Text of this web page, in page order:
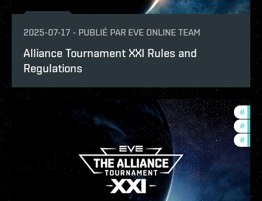
2025-07-17 - PUBLIÉ PAR EVE ONLINE TEAM
Alliance Tournament XXI Rules and
Regulations
#
#
#